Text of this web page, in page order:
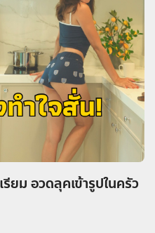
ยม อวดลุคเข้ารูปในครัว